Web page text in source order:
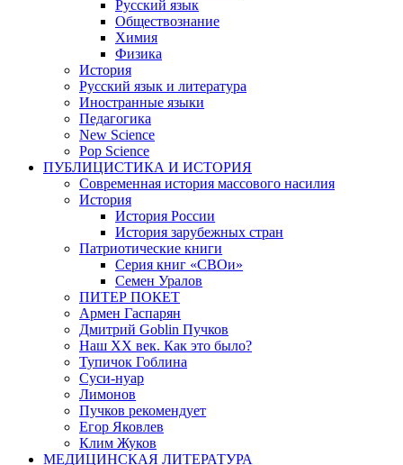
Русский язык
Обществознание
Химия
Физика
История
Русский язык и литература
Иностранные языки
Педагогика
New Science
Pop Science
ПУБЛИЦИСТИКА И ИСТОРИЯ
Современная история массового насилия
История
История России
История зарубежных стран
Патриотические книги
Серия книг «СВОи»
Семен Уралов
ПИТЕР ПОКЕТ
Армен Гаспарян
Дмитрий Goblin Пучков
Наш XX век. Как это было?
Тупичок Гоблина
Суси-нуар
Лимонов
Пучков рекомендует
Егор Яковлев
Клим Жуков
МЕДИЦИНСКАЯ ЛИТЕРАТУРА